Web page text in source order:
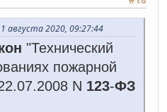
августа 2020, 09:27:44
"Технический
пожарной
N 123-ФЗ